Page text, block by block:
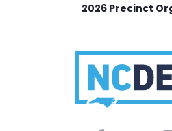
2026 Precinct